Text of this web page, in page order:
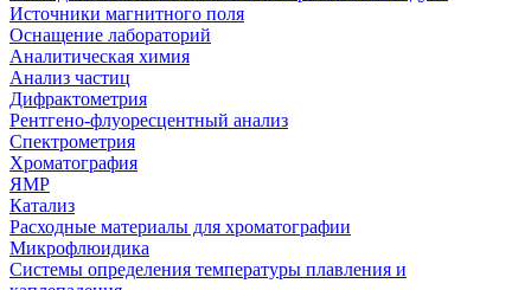
Источники магнитного поля
Оснащение лабораторий
Аналитическая химия
Анализ частиц
Дифрактометрия
Рентгено-флуоресцентный анализ
Спектрометрия
Хроматография
ЯМР
Катализ
Расходные материалы для хроматографии
Микрофлюидика
Системы определения температуры плавления и